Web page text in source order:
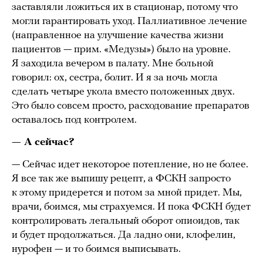
заставляли ложиться их в стационар, потому что
могли гарантировать уход. Паллиативное лечение
(направленное на улучшение качества жизни
пациентов — прим. «Медузы») было на уровне.
Я заходила вечером в палату. Мне больной
говорил: ох, сестра, болит. И я за ночь могла
сделать четыре укола вместо положенных двух.
Это было совсем просто, расходование препаратов
оставалось под контролем.
— А сейчас?
— Сейчас идет некоторое потепление, но не более.
Я все так же выпишу рецепт, а ФСКН запросто
к этому придерется и потом за мной придет. Мы,
врачи, боимся, мы страхуемся. И пока ФСКН будет
контролировать легальный оборот опиоидов, так
и будет продолжаться. Да ладно они, клофелин,
нурофен — и то боимся выписывать.